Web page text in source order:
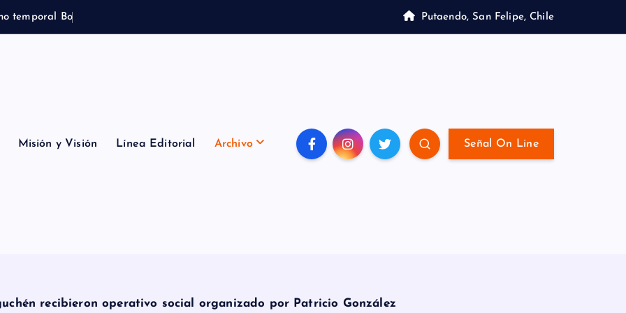
o tem pora Bom Putaendo, San Felipe, Chile
Misión y Visión Línea Editorial Archivo Señal On Line
recibieron operativo social organizado por Patricio González